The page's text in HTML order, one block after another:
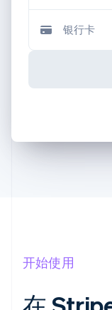
银行卡
开始使用